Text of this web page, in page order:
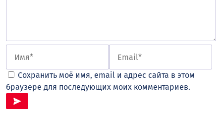
Сохранить моё имя, email и адрес сайта в этом
браузере для последующих моих комментариев.